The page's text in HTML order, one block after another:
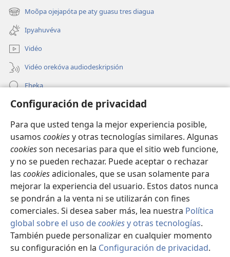
Configuración de privacidad
Para que usted tenga la mejor experiencia posible,
usamos cookiesy otras tecnologías similares. Algunas
cookiesson necesarias para que el sitio web funcione,
y no se pueden rechazar. Puede aceptar o rechazar
las cookiesadicionales, que se usan solamente para
mejorar la experiencia del usuario. Estos datos nunca
se pondrán a la venta ni se utilizarán con fines
comerciales. Si desea saber más, lea nuestra Política
global sobre el uso decookiesy otras tecnologías.
También puede personalizar en cualquier momento
su configuración en la Configuración de privacidad.
una
nueva
ventana)
Moõpa ojejapóta pe aty guasu tres diagua
(abre
una
nueva
ventana)
Ipyahuvéva
Vidéo
Vidéo orekóva audiodeskripsión
Eheka
Ayuda
Edona hag̃ua
(abre
nueva
ventana)
Vivliotéka oĩva Internétpe Watchtower
(abre
una
nueva
ventana)
JW Hub ®
(abre
una
nueva
ventana)
Copyright© 2026 Watch Tower Bible and Tract Society of Pennsylvania.
OJEJERURÉVA REIPURU HAG̃UA|POLÍTICA DE PRIVACIDAD |
KONFIGURASIÓN DE PRIVASIDA